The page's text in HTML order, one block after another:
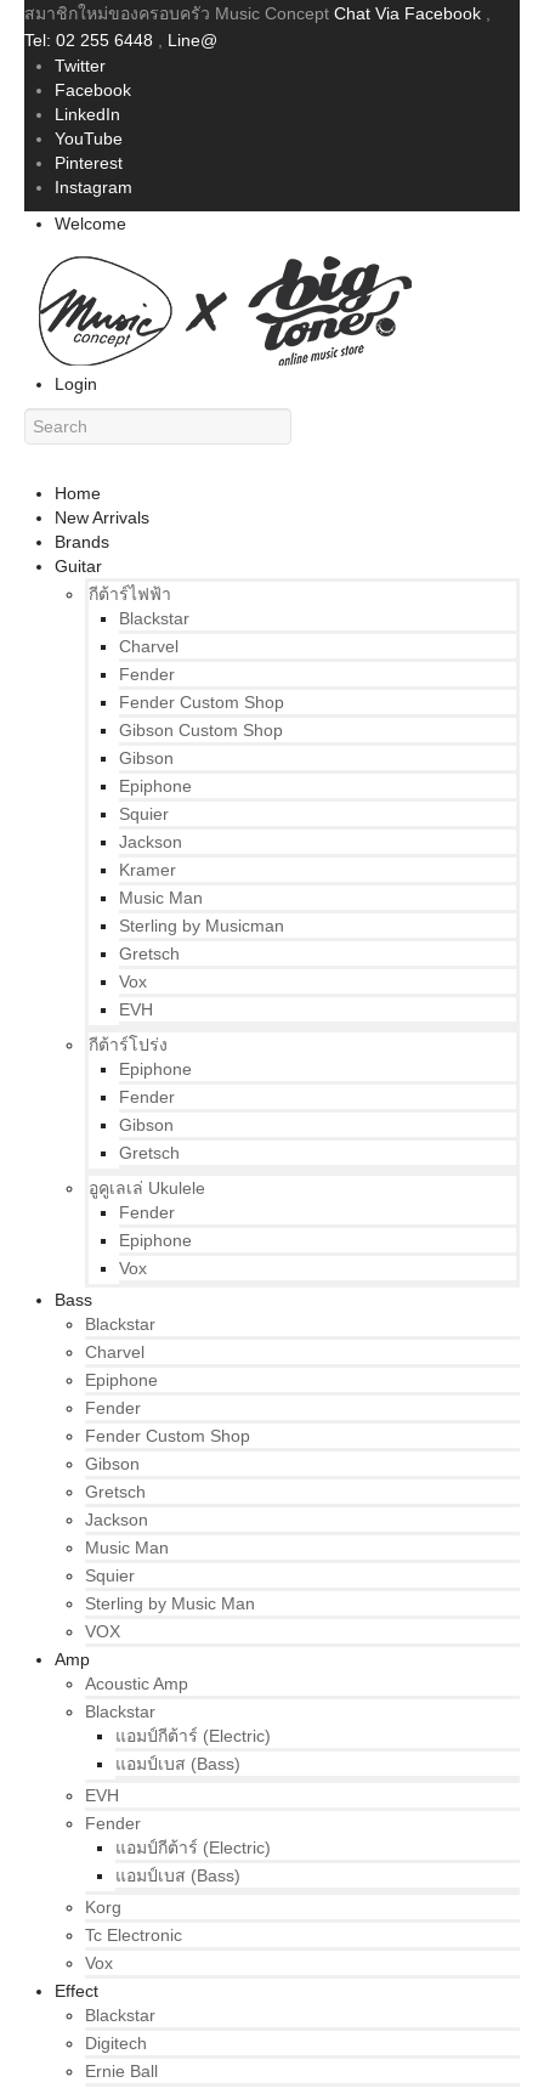
สมาชิกใหม่ของครอบครัว Music Concept Chat Via Facebook
Tel: 02 255 6448
Line@
Twitter
Facebook
LinkedIn
YouTube
Pinterest
Instagram
Welcome
Login
Home
New Arrivals
Brands
Guitar
กีต้าร์ไฟฟ้า
Blackstar
Charvel
Fender
Fender Custom Shop
Gibson Custom Shop
Gibson
Epiphone
Squier
Jackson
Kramer
Music Man
Sterling by Musicman
Gretsch
Vox
EVH
กีต้าร์โปร่ง
Epiphone
Fender
Gibson
Gretsch
อูคูเลเล่ Ukulele
Fender
Epiphone
Vox
Bass
Blackstar
Charvel
Epiphone
Fender
Fender Custom Shop
Gibson
Gretsch
Jackson
Music Man
Squier
Sterling by Music Man
VOX
Amp
Acoustic Amp
Blackstar
แอมป์กีต้าร์ (Electric)
แอมป์เบส (Bass)
EVH
Fender
แอมป์กีต้าร์ (Electric)
แอมป์เบส (Bass)
Korg
Tc Electronic
Vox
Effect
Blackstar
Digitech
Ernie Ball